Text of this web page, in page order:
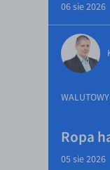
06 sie 2026
WALUTOWY
Ropa
05 sie 2026